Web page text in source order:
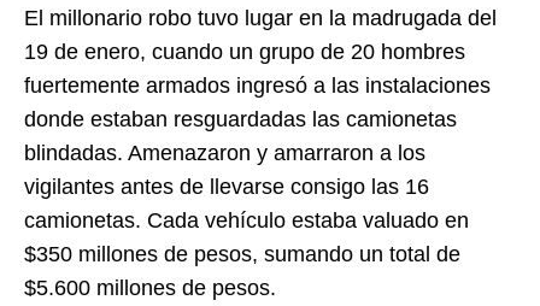
El millonario robo tuvo lugar en la madrugada del
19 de enero, cuando un grupo de 20 hombres
fuertemente armados ingresó a las instalaciones
donde estaban resguardadas las camionetas
blindadas. Amenazaron y amarraron a los
vigilantes antes de llevarse consigo las 16
camionetas. Cada vehículo estaba valuado en
$350 millones de pesos, sumando un total de
$5.600 millones de pesos.